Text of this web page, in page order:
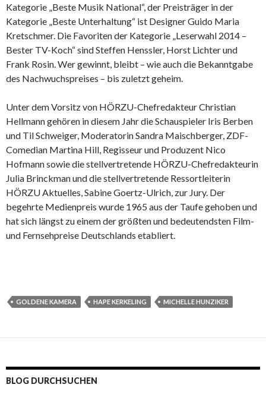
Kategorie „Beste Musik National“, der Preisträger in der
Kategorie „Beste Unterhaltung“ ist Designer Guido Maria
Kretschmer. Die Favoriten der Kategorie „Leserwahl 2014 –
Bester TV-Koch“ sind Steffen Henssler, Horst Lichter und
Frank Rosin. Wer gewinnt, bleibt – wie auch die Bekanntgabe
des Nachwuchspreises – bis zuletzt geheim.
Unter dem Vorsitz von HÖRZU-Chefredakteur Christian
Hellmann gehören in diesem Jahr die Schauspieler Iris Berben
und Til Schweiger, Moderatorin Sandra Maischberger, ZDF-
Comedian Martina Hill, Regisseur und Produzent Nico
Hofmann sowie die stellvertretende HÖRZU-Chefredakteurin
Julia Brinckman und die stellvertretende Ressortleiterin
HÖRZU Aktuelles, Sabine Goertz-Ulrich, zur Jury. Der
begehrte Medienpreis wurde 1965 aus der Taufe gehoben und
hat sich längst zu einem der größten und bedeutendsten Film-
und Fernsehpreise Deutschlands etabliert.
GOLDENE KAMERA HAPE KERKELING MICHELLE HUNZIKER
BLOG DURCHSUCHEN